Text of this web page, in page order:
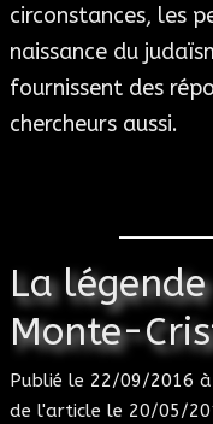
circonstances, les
naissance du
fournissent des
chercheurs aussi.
La
Monte-
Publié le 22/09/2016
de l'article le 20/05/